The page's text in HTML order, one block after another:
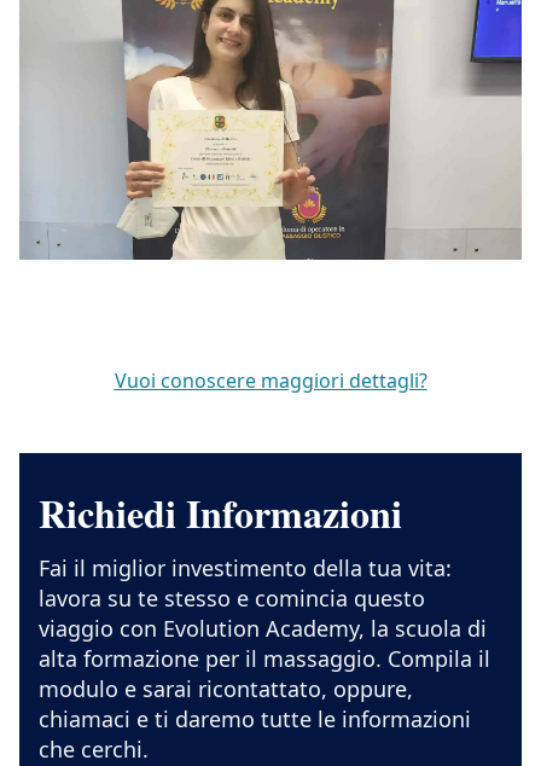
Vuoi conoscere maggiori dettagli?
Richiedi Informazioni
Fai il miglior investimento della tua vita:
lavora su te stesso e comincia questo
viaggio con Evolution Academy, la scuola di
alta formazione per il massaggio. Compila il
modulo e sarai ricontattato, oppure,
chiamaci e ti daremo tutte le informazioni
che cerchi.